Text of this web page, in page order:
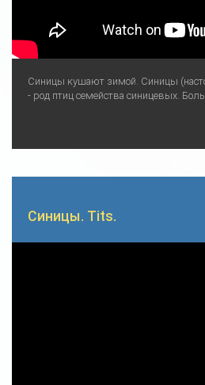
Синицы кушают зимой. Синицы
- род птиц семейства синицевых.
Синицы. Tits.